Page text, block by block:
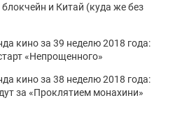
блокчейн и Китай (куда же без
кино за 39 неделю 2018 года:
«Непрощенного»
кино за 38 неделю 2018 года:
за «Проклятием монахини»